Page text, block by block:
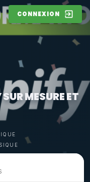
CONNEXION
MESURE ET